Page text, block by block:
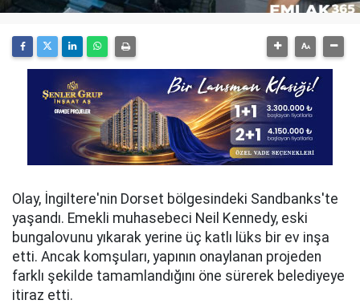
Olay, İngiltere'nin Dorset bölgesindeki Sandbanks'te
yaşandı. Emekli muhasebeci Neil Kennedy, eski
bungalovunu yıkarak yerine üç katlı lüks bir ev inşa
etti. Ancak komşuları, yapının onaylanan projeden
farklı şekilde tamamlandığını öne sürerek belediyeye
itiraz etti.